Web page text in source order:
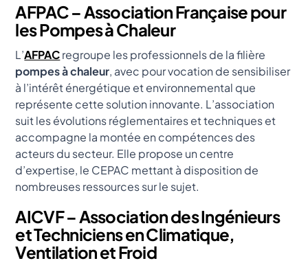
AFPAC – Association Française pour
les Pompes à Chaleur
L’AFPACregroupe les professionnels de la filière
pompes à chaleur, avec pour vocation de sensibiliser
à l’intérêt énergétique et environnemental que
représente cette solution innovante. L’association
suit les évolutions réglementaires et techniques et
accompagne la montée en compétences des
acteurs du secteur. Elle propose un centre
d’expertise, le CEPAC mettant à disposition de
nombreuses ressources sur le sujet.
AICVF – Association des Ingénieurs
et Techniciens en Climatique,
Ventilation et Froid